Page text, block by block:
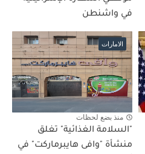
في واشنطن
الامارات
منذ بضع لحظات
"السلامة الغذائية" تغلق
منشأة "وافى هايبرماركت" في